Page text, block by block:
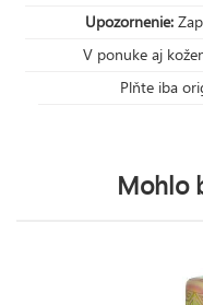
Upozornenie:
V ponuke aj
Plňte iba
Mohlo